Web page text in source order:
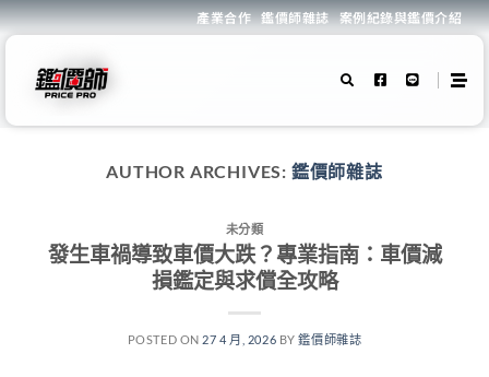
產業合作 鑑價師雜誌 案例紀錄與鑑價介紹
AUTHOR ARCHIVES: 鑑價師雜誌
未分類
發生車禍導致車價大跌？專業指南：車價減
損鑑定與求償全攻略
POSTED ON 27 4 月, 2026 BY鑑價師雜誌